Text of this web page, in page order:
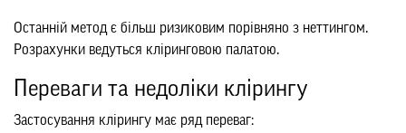
Останній метод є більш ризиковим порівняно з неттингом.
Розрахунки ведуться кліринговою палатою.
Переваги та недоліки клірингу
Застосування клірингу має ряд переваг: